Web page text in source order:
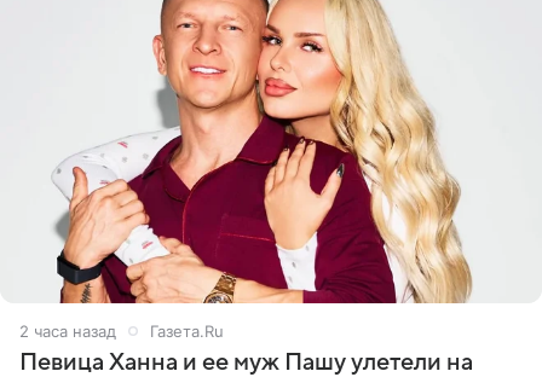
2 часа назад Газета.Ru
Певица Ханна и ее муж Пашу улетели на